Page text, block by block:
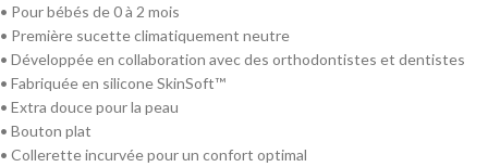
• Pour bébés de 0 à 2 mois
• Première sucette climatiquement neutre
• Développée en collaboration avec des orthodontistes et dentistes
• Fabriquée en silicone SkinSoft™
• Extra douce pour la peau
• Bouton plat
• Collerette incurvée pour un confort optimal